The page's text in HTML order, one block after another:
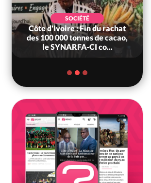
SOCIÉTÉ
Côte d'Ivoire : Fin du rachat
des 100 000 tonnes de cacao,
le SYNARFA-CI co...